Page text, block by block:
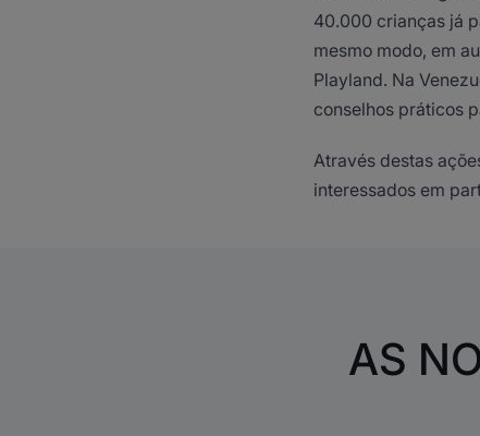
40.000 crianças já
mesmo modo, em
Playland. Na
conselhos práticos
Através destas
interessados em
AS